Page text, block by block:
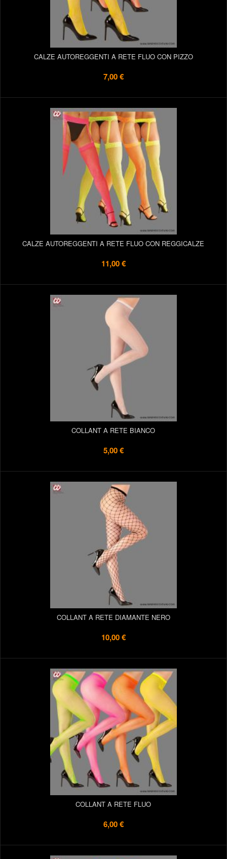
CALZE AUTOREGGENTI A RETE FLUO CON PIZZO
7,00 €
CALZE AUTOREGGENTI A RETE FLUO CON REGGICALZE
11,00 €
COLLANT A RETE BIANCO
5,00 €
COLLANT A RETE DIAMANTE NERO
10,00 €
COLLANT A RETE FLUO
6,00 €